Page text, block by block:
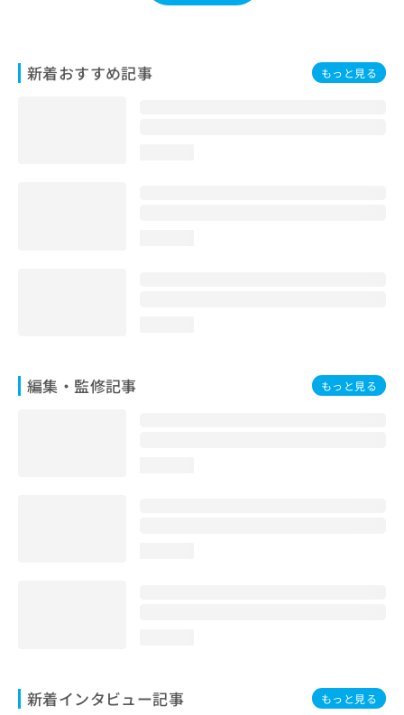
新着おすすめ記事 もっと見る
編集・監修記事 もっと見る
新着インタビュー記事 もっと見る